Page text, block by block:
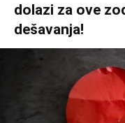
dolazi za ove
dešavanja!